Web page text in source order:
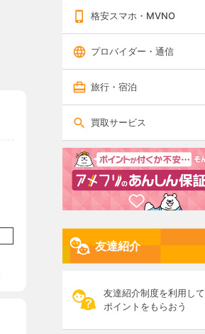
格安スマホ・MVNO
プロバイダー・通信
旅行・宿泊
買取サービス
友達紹介
友達紹介制度を利用して
ポイントをもらおう